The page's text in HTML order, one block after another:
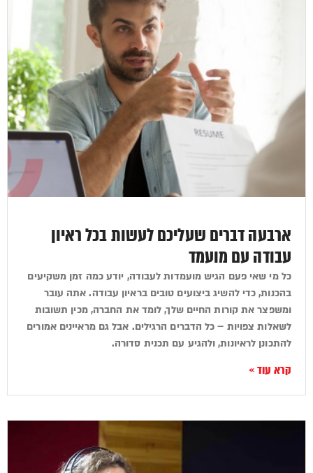
ארבעה דברים שעליכם לעשות בכל ראיון
עבודה עם מועמד
כל מי שאי פעם הגיש מועמדות לעבודה, יודע כמה זמן משקיעים
בהכנות, כדי להשיג ביצועים טובים בראיון עבודה. אתה עובר
ומשפצר את קורות החיים שלך, לומד את החברה, מכין תשובות
לשאלות צפויות – כל הדברים הרגילים. אבל גם מראיינים אמורים
להתכונן לראיונות, ולהגיע עם תכנית סדורה.
קרא עוד »